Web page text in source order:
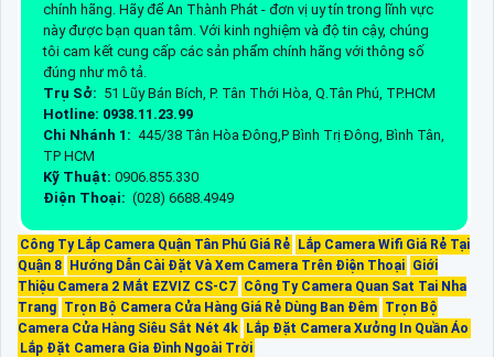
chính hãng. Hãy để An Thành Phát - đơn vị uy tín trong lĩnh vực
này được bạn quan tâm. Với kinh nghiệm và độ tin cậy, chúng
tôi cam kết cung cấp các sản phẩm chính hãng với thông số
đúng như mô tả.
Trụ Sở: 51 Lũy Bán Bích, P. Tân Thới Hòa, Q.Tân Phú, TP.HCM
Hotline: 0938.11.23.99
Chi Nhánh 1: 445/38 Tân Hòa Đông,P Bình Trị Đông, Bình Tân,
TP HCM
Kỹ Thuật: 0906.855.330
Điện Thoại: (028) 6688.4949
Công Ty Lắp Camera Quận Tân Phú Giá Rẻ
Lắp Camera Wifi Giá Rẻ Tại
Quận 8
Hướng Dẫn Cài Đặt Và Xem Camera Trên Điện Thoại Giới
Thiệu Camera 2 Mắt EZVIZ CS-C7 Công Ty Camera Quan Sat Tai Nha
Trang Trọn Bộ Camera Cửa Hàng Giá Rẻ Dùng Ban Đêm Trọn Bộ
Camera Cửa Hàng Siêu Sắt Nét 4k
Lắp Đặt Camera Xưởng In Quần Áo
Lắp Đặt Camera Gia Đình Ngoài Trời